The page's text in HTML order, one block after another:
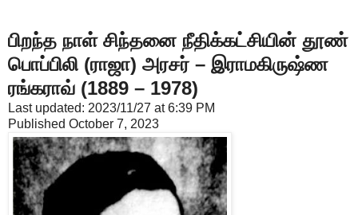
பிறந்த நாள் சிந்தனை நீதிக்கட்சியின் தூண்
பொப்பிலி (ராஜா) அரசர் – இராமகிருஷ்ண
ரங்கராவ் (1889 – 1978)
Last updated: 2023/11/27 at 6:39 PM
Published October 7, 2023